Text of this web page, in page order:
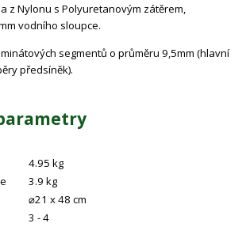
z Nylonu s Polyuretanovým zátěrem,
vodního sloupce.
segmentů o průměru 9,5mm (hlavní
předsíněk).
4.95 kg
3.9 kg
⌀21 x 48 cm
3 - 4